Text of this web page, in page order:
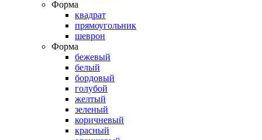
Форма
квадрат
прямоугольник
шеврон
Форма
бежевый
белый
бордовый
голубой
желтый
зеленый
коричневый
красный